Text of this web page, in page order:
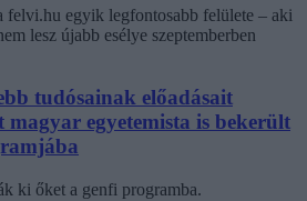
felvi.hu egyik legfontosabb felülete – aki
lesz újabb esélye szeptemberben
tudósainak előadásait
egyetemista is bekerült
ki őket a genfi programba.